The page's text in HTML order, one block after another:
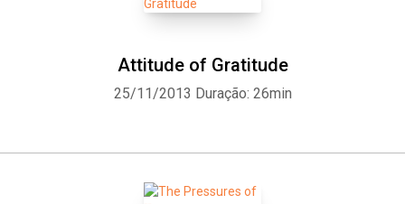
Attitude of Gratitude
25/11/2013 Duração: 26min